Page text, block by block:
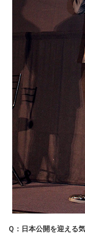
Ｑ：日本公開を迎える